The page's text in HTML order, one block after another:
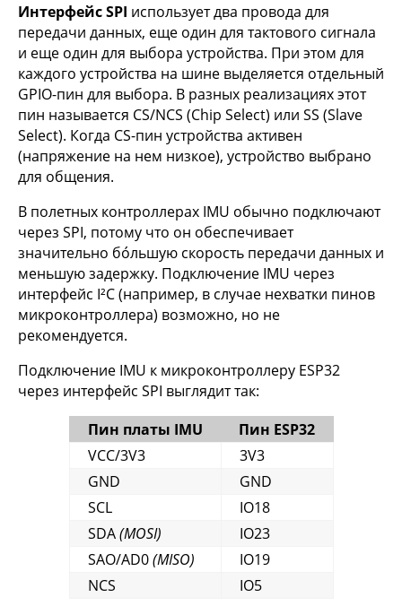
Интерфейс SPI использует два провода для
передачи данных, еще один для тактового сигнала
и еще один для выбора устройства. При этом для
каждого устройства на шине выделяется отдельный
GPIO-пин для выбора. В разных реализациях этот
пин называется CS/NCS (Chip Select) или SS (Slave
Select). Когда CS-пин устройства активен
(напряжение на нем низкое), устройство выбрано
для общения.
В полетных контроллерах IMU обычно подключают
через SPI, потому что он обеспечивает
значительно бо́льшую скорость передачи данных и
меньшую задержку. Подключение IMU через
интерфейс I²C (например, в случае нехватки пинов
микроконтроллера) возможно, но не
рекомендуется.
Подключение IMU к микроконтроллеру ESP32
через интерфейс SPI выглядит так:
Пин платы IMU
Пин ESP32
VCC/3V3
3V3
GND
GND
SCL
IO18
SDA(MOSI)
IO23
SAO/AD0(MISO)
IO19
NCS
IO5